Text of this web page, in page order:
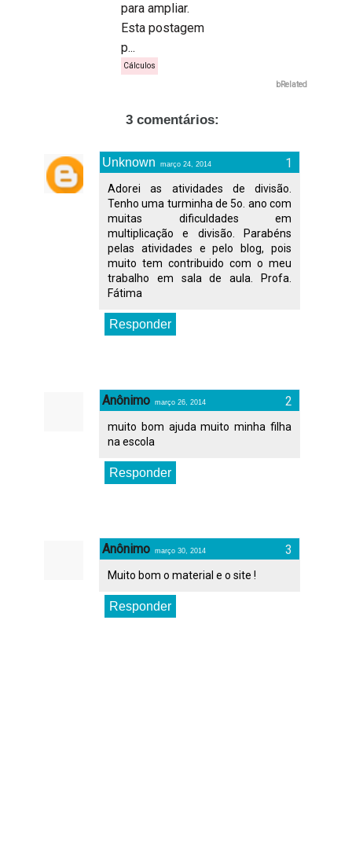
para ampliar.
Esta postagem
p...
Cálculos
bRelated
3 comentários:
Unknown março 24, 2014
Adorei as atividades de divisão.
Tenho uma turminha de 5o. ano com
muitas dificuldades em
multiplicação e divisão. Parabéns
pelas atividades e pelo blog, pois
muito tem contribuido com o meu
trabalho em sala de aula. Profa.
Fátima
Responder
Anônimo março 26, 2014
muito bom ajuda muito minha filha
na escola
Responder
Anônimo março 30, 2014
Muito bom o material e o site !
Responder